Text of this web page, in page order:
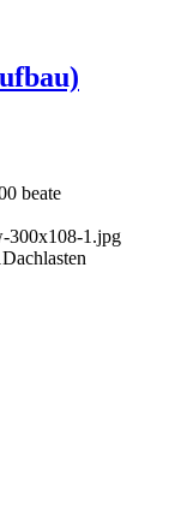
beate
300x108-1.jpg
Dachlasten